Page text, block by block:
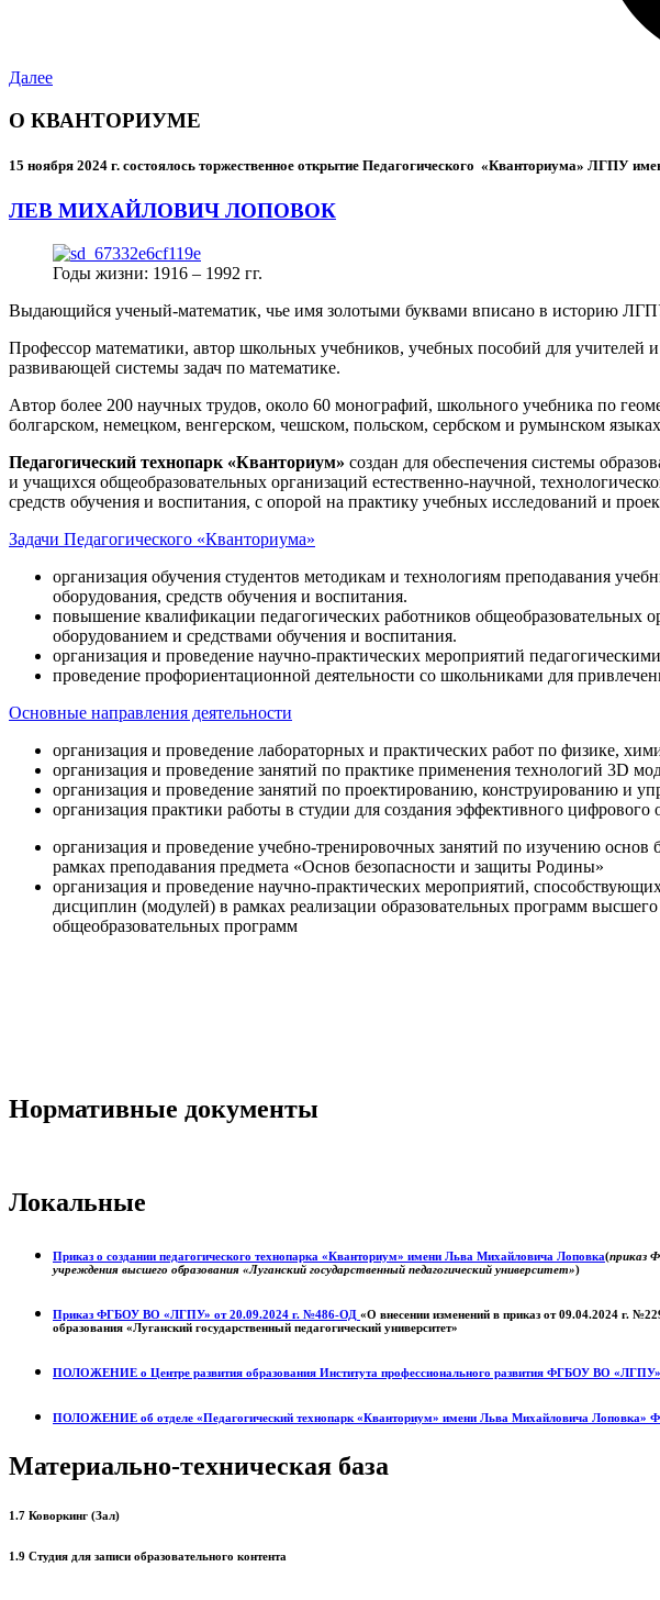
Далее
О КВАНТОРИУМЕ
15 ноября 2024 г. состоялось торжественное открытие Педагогического «Кванториума» ЛГПУ
ЛЕВ МИХАЙЛОВИЧ ЛОПОВОК
Годы жизни: 1916 – 1992 гг.
Выдающийся ученый-математик, чье имя золотыми буквами вписано в историю
Профессор математики, автор школьных учебников, учебных пособий для учителей
развивающей системы задач по математике.
Автор более 200 научных трудов, около 60 монографий, школьного учебника по
болгарском, немецком, венгерском, чешском, польском, сербском и румынском
Педагогический технопарк «Кванториум» создан для обеспечения системы
и учащихся общеобразовательных организаций естественно-научной,
средств обучения и воспитания, с опорой на практику учебных исследований и
Задачи Педагогического «Кванториума»
организация обучения студентов методикам и технологиям преподавания
оборудования, средств обучения и воспитания.
повышение квалификации педагогических работников
оборудованием и средствами обучения и воспитания.
организация и проведение научно-практических мероприятий
проведение профориентационной деятельности со школьниками для
Основные направления деятельности
организация и проведение лабораторных и практических работ по физике,
организация и проведение занятий по практике применения технологий 3D
организация и проведение занятий по проектированию, конструированию и
организация практики работы в студии для создания эффективного
организация и проведение учебно-тренировочных занятий по изучению
рамках преподавания предмета «Основ безопасности и защиты Родины»
организация и проведение научно-практических мероприятий,
дисциплин (модулей) в рамках реализации образовательных программ
общеобразовательных программ
Нормативные документы
Локальные
Приказ о создании педагогического технопарка «Кванториум» имени Льва Михайловича Лоповка(приказ
учреждения высшего образования «Луганский государственный педагогический университет»)
Приказ ФГБОУ ВО «ЛГПУ» от 20.09.2024 г. №486-ОД «О внесении изменений в приказ от 09.04.2024 г.
образования «Луганский государственный педагогический университет»
ПОЛОЖЕНИЕ о Центре развития образования Института профессионального развития ФГБОУ ВО «ЛГПУ»
ПОЛОЖЕНИЕ об отделе «Педагогический технопарк «Кванториум» имени Льва Михайловича Лоповка»
Материально-техническая база
1.7 Коворкинг (Зал)
1.9 Студия для записи образовательного контента